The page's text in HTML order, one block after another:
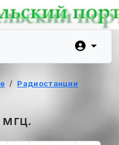
Радиостанции